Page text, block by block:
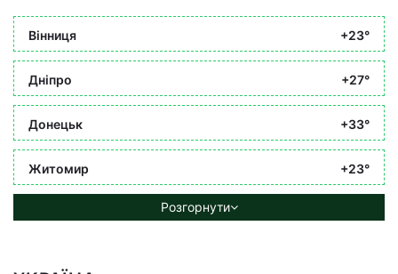
Вінниця +23°
Дніпро +27°
Донецьк +33°
Житомир +23°
Розгорнути